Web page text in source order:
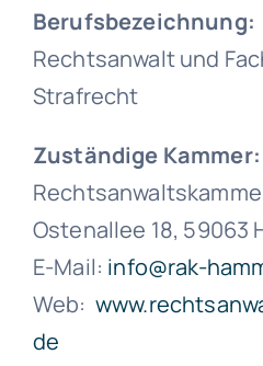
Berufsbezeichnung:
Rechtsanwalt und
Strafrecht
Zuständige Kammer:
Ostenallee 18, 59063
E-Mail: info@rak-
Web:
de